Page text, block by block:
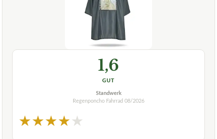
1,6
GUT
Standwerk
Regenponcho Fahrrad 08/2026
★★★★★